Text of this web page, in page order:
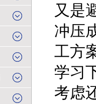
又是
冲压
工方
学习
考虑